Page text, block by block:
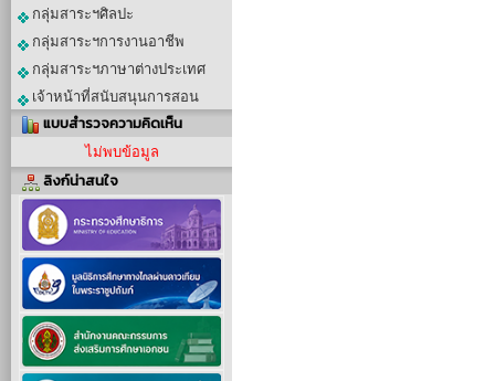
กลุ่มสาระฯศิลปะ
กลุ่มสาระฯการงานอาชีพ
กลุ่มสาระฯภาษาต่างประเทศ
เจ้าหน้าที่สนับสนุนการสอน
แบบสำรวจความคิดเห็น
ไม่พบข้อมูล
ลิงก์น่าสนใจ